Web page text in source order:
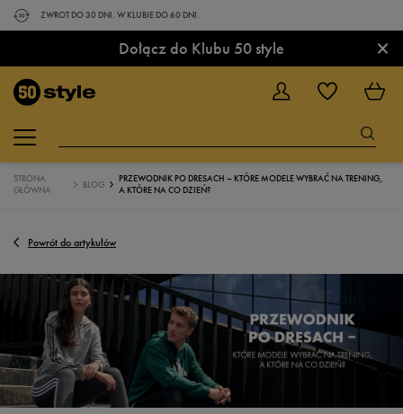
ZWROT DO 30 DNI. W KLUBIE DO 60 DNI.
Dołącz do Klubu 50 style ×
STRONA
GŁÓWNA
BLOG
PRZEWODNIK PO DRESACH – KTÓRE MODELE WYBRAĆ NA TRENING,
A KTÓRE NA CO DZIEŃ?
Powrót do artykułów